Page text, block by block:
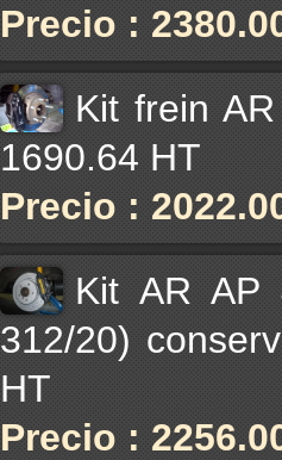
Precio :
Kit frein
1690.64 HT
Precio :
Kit AR AP
312/20)
HT
Precio :